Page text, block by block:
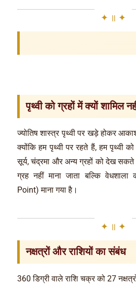
पृथ्वी को ग्रहों में क्यों शामिल
ज्योतिष शास्त्र पृथ्वी पर खड़े होकर
क्योंकि हम पृथ्वी पर रहते हैं, हम पृथ्वी
सूर्य, चंद्रमा और अन्य ग्रहों को देख
ग्रह नहीं माना जाता बल्कि
Point) माना गया है।
नक्षत्रों और राशियों का संबंध
360 डिग्री वाले राशि चक्र को 27